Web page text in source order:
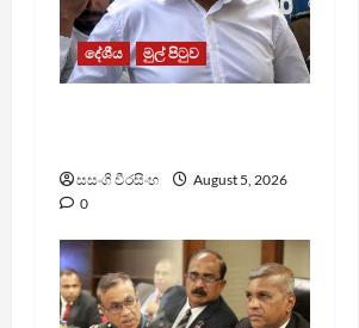
දේශීය මුල් පිටුව
සසංගි වීරසිංහ
August 5, 2026
0